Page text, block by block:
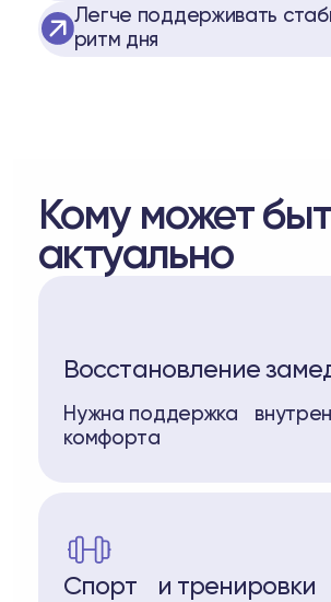
Легче поддерживать
ритм дня
Кому может
актуально
Восстановление
Нужна поддержка
комфорта
Спорт и тренировки